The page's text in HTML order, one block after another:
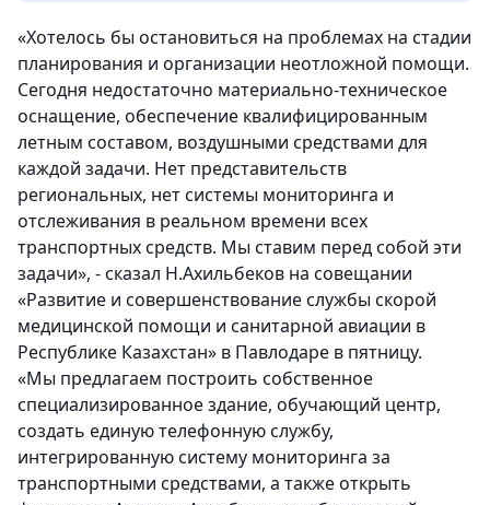
«Хотелось бы остановиться на проблемах на стадии
планирования и организации неотложной помощи.
Сегодня недостаточно материально-техническое
оснащение, обеспечение квалифицированным
летным составом, воздушными средствами для
каждой задачи. Нет представительств
региональных, нет системы мониторинга и
отслеживания в реальном времени всех
транспортных средств. Мы ставим перед собой эти
задачи», - сказал Н.Ахильбеков на совещании
«Развитие и совершенствование службы скорой
медицинской помощи и санитарной авиации в
Республике Казахстан» в Павлодаре в пятницу.
«Мы предлагаем построить собственное
специализированное здание, обучающий центр,
создать единую телефонную службу,
интегрированную систему мониторинга за
транспортными средствами, а также открыть